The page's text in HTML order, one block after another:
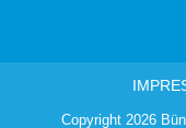
Copyright 2026